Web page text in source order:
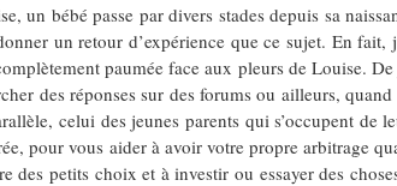
bébé passe par divers stades depuis sa
un retour d’expérience que ce sujet. En fait,
paumée face aux pleurs de Louise.
des réponses sur des forums ou ailleurs,
celui des jeunes parents qui s’occupent de
pour vous aider à avoir votre propre arbitrage
petits choix et à investir ou essayer des